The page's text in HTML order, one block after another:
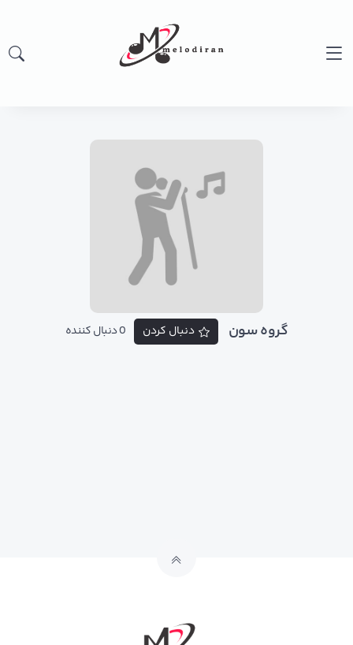
گروه سون دنبال کردن 0 دنبال کننده